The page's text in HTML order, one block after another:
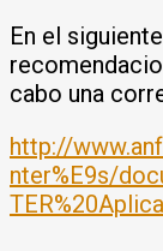
En el
cabo una
http://
nter%E9s/